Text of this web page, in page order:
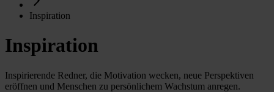
Inspiration
Inspiration
Inspirierende Redner, die Motivation wecken, neue Perspektiven
eröffnen und Menschen zu persönlichem Wachstum anregen.